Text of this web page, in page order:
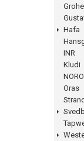
Grohe
Hafa
INR
Kludi
NORO
Oras
Strand